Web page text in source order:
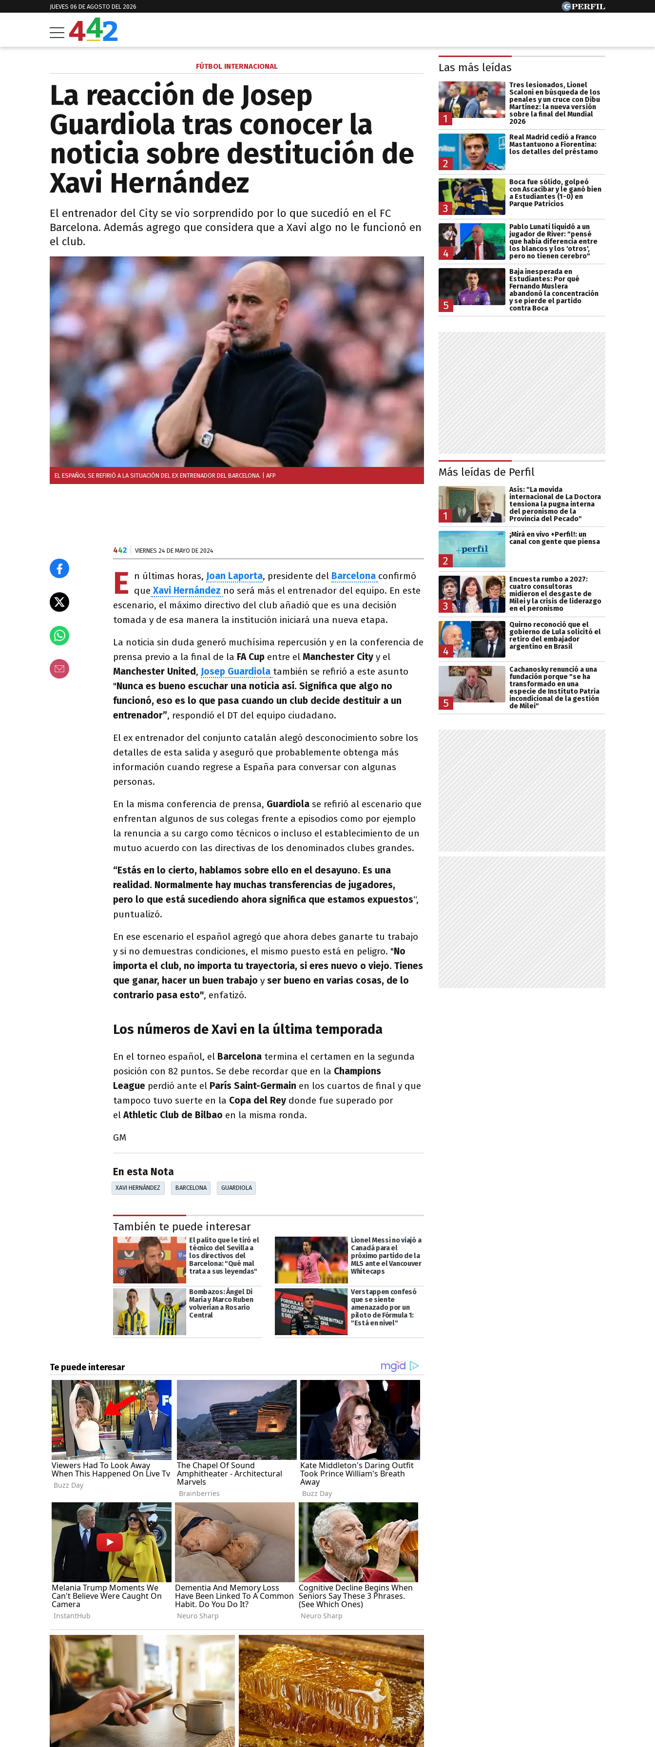
JUEVES 06 DE AGOSTO DEL 2026
FÚTBOL INTERNACIONAL
La reacción de Josep
Guardiola tras conocer la
noticia sobre destitución de
Xavi Hernández
El entrenador del City se vio sorprendido por lo que sucedió en el FC
Barcelona. Además agrego que considera que a Xavi algo no le funcionó en
el club.
EL ESPAÑOL SE REFIRIÓ A LA SITUACIÓN DEL EX ENTRENADOR DEL BARCELONA. | AFP
442 VIERNES 24 DE MAYO DE 2024
E n últimas horas, Joan Laporta, presidente del Barcelona confirmó
que Xavi Hernández no será más el entrenador del equipo. En este
escenario, el máximo directivo del club añadió que es una decisión
tomada y de esa manera la institución iniciará una nueva etapa.
La noticia sin duda generó muchísima repercusión y en la conferencia de
prensa previo a la final de la FA Cup entre el Manchester City y el
Manchester United, Josep Guardiola también se refirió a este asunto
"Nunca es bueno escuchar una noticia así. Significa que algo no
funcionó, eso es lo que pasa cuando un club decide destituir a un
entrenador”, respondió el DT del equipo ciudadano.
El ex entrenador del conjunto catalán alegó desconocimiento sobre los
detalles de esta salida y aseguró que probablemente obtenga más
información cuando regrese a España para conversar con algunas
personas.
En la misma conferencia de prensa, Guardiola se refirió al escenario que
enfrentan algunos de sus colegas frente a episodios como por ejemplo
la renuncia a su cargo como técnicos o incluso el establecimiento de un
mutuo acuerdo con las directivas de los denominados clubes grandes.
“Estás en lo cierto, hablamos sobre ello en el desayuno. Es una
realidad. Normalmente hay muchas transferencias de jugadores,
pero lo que está sucediendo ahora significa que estamos expuestos“,
puntualizó.
En ese escenario el español agregó que ahora debes ganarte tu trabajo
y si no demuestras condiciones, el mismo puesto está en peligro. "No
importa el club, no importa tu trayectoria, si eres nuevo o viejo. Tienes
que ganar, hacer un buen trabajo y ser bueno en varias cosas, de lo
contrario pasa esto", enfatizó.
Los números de Xavi en la última temporada
En el torneo español, el Barcelona termina el certamen en la segunda
posición con 82 puntos. Se debe recordar que en la Champions
League perdió ante el París Saint-Germain en los cuartos de final y que
tampoco tuvo suerte en la Copa del Rey donde fue superado por
elAthletic Club de Bilbao en la misma ronda.
GM
En esta Nota
XAVI HERNÁNDEZ BARCELONA GUARDIOLA
También te puede interesar
El palito que le tiró el
técnico del Sevilla a
los directivos del
Barcelona: "Qué mal
trata a sus leyendas"
Lionel Messi no viajó a
Canadá para el
próximo partido de la
MLS ante el Vancouver
Whitecaps
Bombazos: Ángel Di
María y Marco Ruben
volverían a Rosario
Central
Verstappen confesó
que se siente
amenazado por un
piloto de Fórmula 1:
"Está en nivel"
Las más leídas
1
Tres lesionados, Lionel
Scaloni en búsqueda de los
penales y un cruce con Dibu
Martínez: la nueva versión
sobre la final del Mundial
2026
2
Real Madrid cedió a Franco
Mastantuono a Fiorentina:
los detalles del préstamo
3
Boca fue sólido, golpeó
con Ascacibar y le ganó bien
a Estudiantes (1-0) en
Parque Patricios
4
Pablo Lunati liquidó a un
jugador de River: "pensé
que había diferencia entre
los blancos y los 'otros',
pero no tienen cerebro"
5
Baja inesperada en
Estudiantes: Por qué
Fernando Muslera
abandonó la concentración
y se pierde el partido
contra Boca
Más leídas de Perfil
1
Asís: "La movida
internacional de La Doctora
tensiona la pugna interna
del peronismo de la
Provincia del Pecado"
2
¡Mirá en vivo +Perfil!: un
canal con gente que piensa
3
Encuesta rumbo a 2027:
cuatro consultoras
midieron el desgaste de
Milei y la crisis de liderazgo
en el peronismo
4
Quirno reconoció que el
gobierno de Lula solicitó el
retiro del embajador
argentino en Brasil
5
Cachanosky renunció a una
fundación porque "se ha
transformado en una
especie de Instituto Patria
incondicional de la gestión
de Milei"